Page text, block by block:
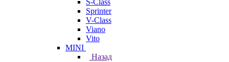
S-Class
Sprinter
V-Class
Viano
Vito
MINI
Назад